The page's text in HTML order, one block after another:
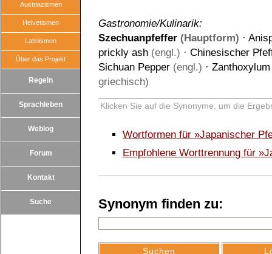
Austriazismen
Helvetismen
Latinismen
Über das Projekt
Regeln
Sprachleben
Weblog
Forum
Kontakt
Suche
Gastronomie/Kulinarik:
Szechuanpfeffer (Hauptform) ·
prickly ash (engl.) · Chinesischer
Sichuan Pepper (engl.) ·
griechisch)
Klicken Sie auf die Synonyme, um die
Wortformen für »Japanischer
Empfohlene Worttrennung für
Synonym finden zu: